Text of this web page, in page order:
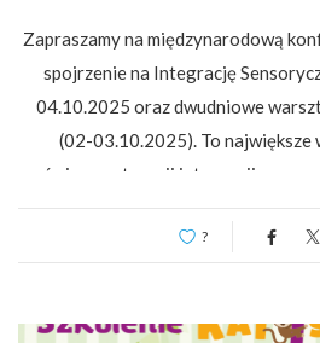
Zapraszamy na międzynarodową
spojrzenie na Integrację
04.10.2025 oraz dwudniowe
(02-03.10.2025). To największe
poświęcone terapii integracji
w Warszawie i zgromadzi aż 9
klasy specjalistów i praktyków SI.
?